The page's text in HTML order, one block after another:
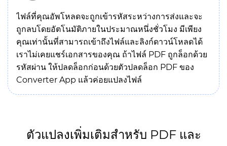
ไฟล์ที่คุณอัพโหลดจะถูกเข้ารหัสระหว่างการส่งและจะ
ถูกลบโดยอัตโนมัติภายในประมาณหนึ่งชั่วโมง มีเพียง
คุณเท่านั้นที่สามารถเข้าถึงไฟล์และลิงก์ดาวน์โหลดได้
เราไม่เคยแชร์เอกสารของคุณ ถ้าไฟล์ PDF ถูกล็อกด้วย
รหัสผ่าน ให้ปลดล็อกก่อนด้วยตัวปลดล็อก PDF ของ
Converter App แล้วค่อยแปลงไฟล์
ตัวแปลงเพิ่มเติมสำหรับ PDF และ